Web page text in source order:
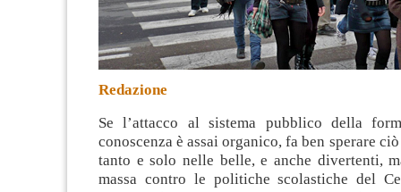
Redazione
Se l’attacco al sistema pubblico della
conoscenza è assai organico, fa ben sperare
tanto e solo nelle belle, e anche divertenti,
massa contro le politiche scolastiche del